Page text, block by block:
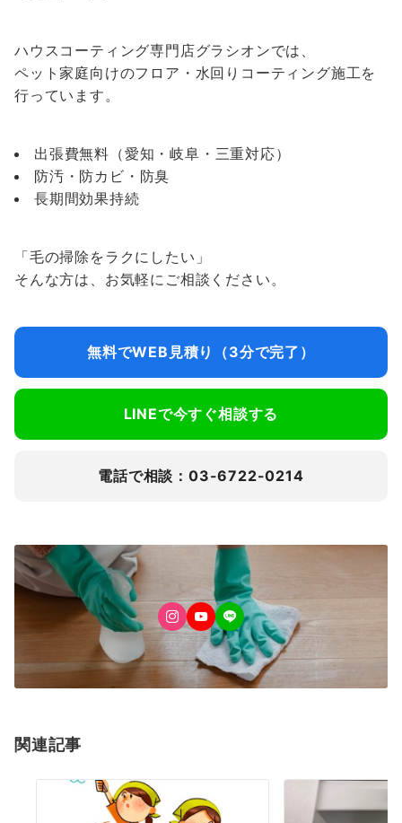
ハウスコーティング専門店グラシオンでは、
ペット家庭向けのフロア・水回りコーティング施工を
行っています。
出張費無料（愛知・岐阜・三重対応）
防汚・防カビ・防臭
長期間効果持続
「毛の掃除をラクにしたい」
そんな方は、お気軽にご相談ください。
無料でWEB見積り（3分で完了）
LINEで今すぐ相談する
電話で相談：03-6722-0214
関連記事